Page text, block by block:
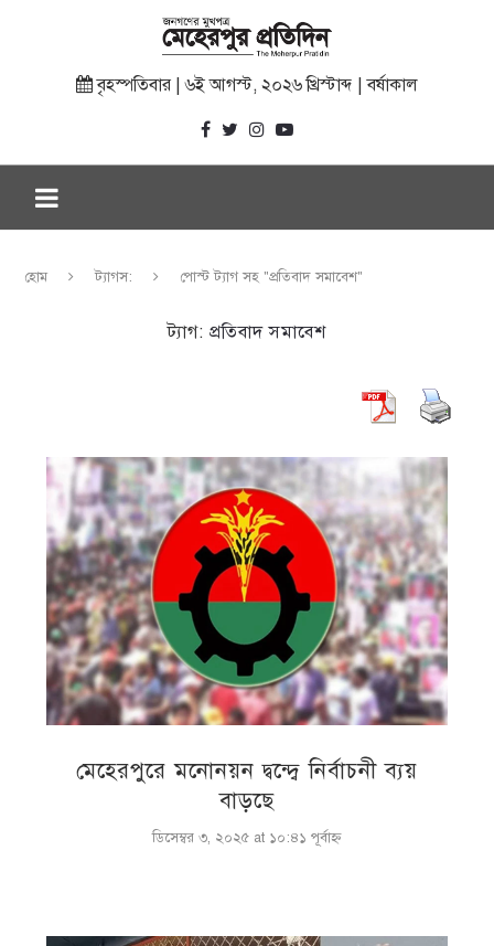
বৃহস্পতিবার | ৬ই আগস্ট, ২০২৬ খ্রিস্টাব্দ | বর্ষাকাল
হোম ট্যাগস: পোস্ট ট্যাগ সহ "প্রতিবাদ সমাবেশ"
ট্যাগ: প্রতিবাদ সমাবেশ
মেহেরপুরে মনোনয়ন দ্বন্দ্বে নির্বাচনী ব্যয়
বাড়ছে
ডিসেম্বর ৩, ২০২৫ at ১০:৪১ পূর্বাহ্ণ